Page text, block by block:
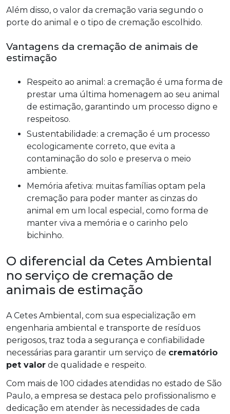
Além disso, o valor da cremação varia segundo o
porte do animal e o tipo de cremação escolhido.
Vantagens da cremação de animais de
estimação
Respeito ao animal: a cremação é uma forma de
prestar uma última homenagem ao seu animal
de estimação, garantindo um processo digno e
respeitoso.
Sustentabilidade: a cremação é um processo
ecologicamente correto, que evita a
contaminação do solo e preserva o meio
ambiente.
Memória afetiva: muitas famílias optam pela
cremação para poder manter as cinzas do
animal em um local especial, como forma de
manter viva a memória e o carinho pelo
bichinho.
O diferencial da Cetes Ambiental
no serviço de cremação de
animais de estimação
A Cetes Ambiental, com sua especialização em
engenharia ambiental e transporte de resíduos
perigosos, traz toda a segurança e confiabilidade
necessárias para garantir um serviço de crematório
pet valor de qualidade e respeito.
Com mais de 100 cidades atendidas no estado de São
Paulo, a empresa se destaca pelo profissionalismo e
dedicação em atender às necessidades de cada